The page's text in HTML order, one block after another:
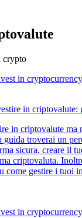
crypto
in criptovalute:
in criptovalute ma
guida troverai un
sicura, creare il
criptovaluta.
come gestire i tuoi